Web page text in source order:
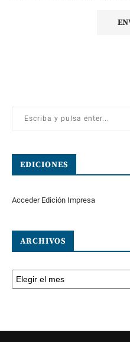
EDICIONES
Acceder Edición Impresa
ARCHIVOS